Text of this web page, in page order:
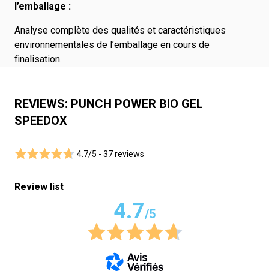
l’emballage :
Analyse complète des qualités et caractéristiques
environnementales de l’emballage en cours de
finalisation.
REVIEWS: PUNCH POWER BIO GEL
SPEEDOX
4.7/5 - 37 reviews
Review list
4.7/5